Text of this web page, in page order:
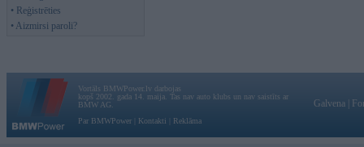
• Reģistrēties
• Aizmirsi paroli?
Vortāls BMWPower.lv darbojas
kopš 2002. gada 14. maija. Tas nav auto klubs un nav saistīts ar
BMW AG.
Par BMWPower
Kontakti Reklāma
Galvena